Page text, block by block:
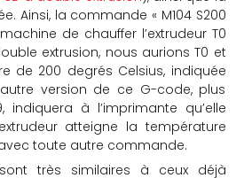
Ainsi, la commande « M104 S200
de chauffer l’extrudeur T0
extrusion, nous aurions T0 et
de 200 degrés Celsius, indiquée
version de ce G-code, plus
indiquera à l’imprimante qu’elle
atteigne la température
toute autre commande.
très similaires à ceux déjà